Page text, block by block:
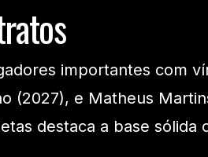
importantes com
(2027), e Matheus
destaca a base